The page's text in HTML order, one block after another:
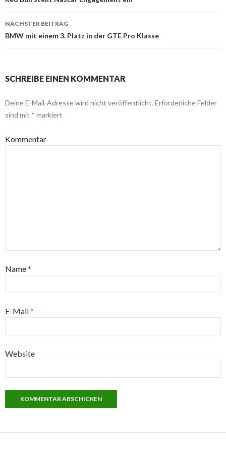
Navigation
NÄCHSTER BEITRAG
BMW mit einem 3. Platz in der GTE Pro Klasse
SCHREIBE EINEN KOMMENTAR
Deine E-Mail-Adresse wird nicht veröffentlicht. Erforderliche Felder
sind mit * markiert
Kommentar
Name*
E-Mail*
Website